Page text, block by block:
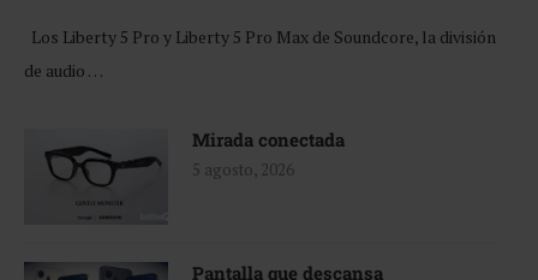
Los Liberty 5 Pro y Liberty 5 Pro Max de Soundcore, la división
de audio …
Mirada conectada
5 agosto, 2026
Pantalla que descansa